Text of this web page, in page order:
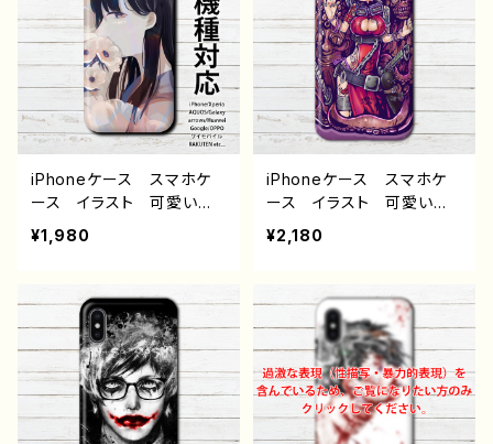
ixel Android アンドロ
イド ケース 個性的 お
すすめ メンズ メガネ
人気 イラストレーター
クリエイター 絵師 オリ
ジナル デザイン グッ
ズ タイトル：インテリジョ
ーカー（カラー） 作：NAN
AICHI（ナナイチ）
iPhoneケース スマホケ
ース イラスト 可愛い女
の子 かわいい おしゃ
れ 花 エモい 綺麗 美
one15/14/13/12/11 AQU
OS sense 4 5 6 Xperia
Googlepixel Galaxy
Android アンドロイ
ド ケース 個性的 おす
すめ 黒髪 ロングヘア
人気 イラストレーター
¥1,980
iPhoneケース スマホケ
ース イラスト 可愛い女
の子 かっこいい女子 お
しゃれ服 エモい ロッ
ンズ 高校生 男子 iPho
ne17/16/15/14/13 AQUO
S Xperia Googlepixel
Android アンドロイ
ド ケース 個性的 おす
すめ 人気 イラストレー
ター クリエイター 絵
¥2,180